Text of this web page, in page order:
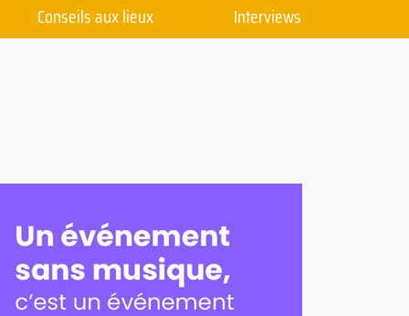
Conseils aux lieux Interviews